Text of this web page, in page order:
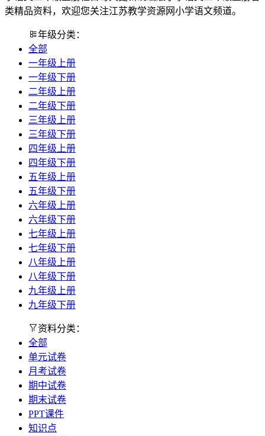
类精品资料，欢迎您关注江苏教学资源网小学语文频道。
年级分类：
全部
一年级上册
一年级下册
二年级上册
二年级下册
三年级上册
三年级下册
四年级上册
四年级下册
五年级上册
五年级下册
六年级上册
六年级下册
七年级上册
七年级下册
八年级上册
八年级下册
九年级上册
九年级下册
资料分类：
全部
单元试卷
月考试卷
期中试卷
期末试卷
PPT课件
知识点